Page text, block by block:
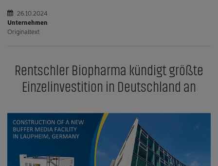
26.10.2024
Unternehmen
Originaltext
Rentschler Biopharma kündigt größte
Einzelinvestition in Deutschland an